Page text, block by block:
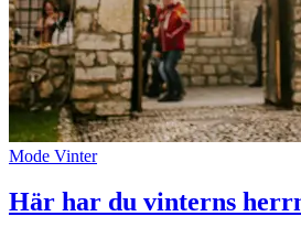
Mode Vinter
Här har du vinterns